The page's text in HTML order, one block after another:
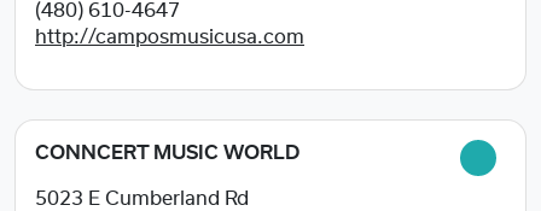
(480) 610-4647
http://camposmusicusa.com
CONNCERT MUSIC WORLD
5023 E Cumberland Rd